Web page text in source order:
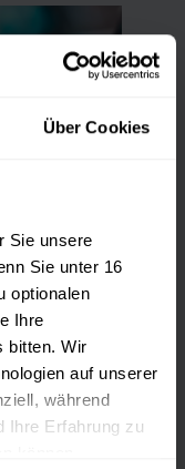
Über Cookies
Sie unsere
Sie unter 16
optionalen
Ihre
bitten. Wir
auf unserer
während
Ihre Erfahrung zu
Flex-
wählen,